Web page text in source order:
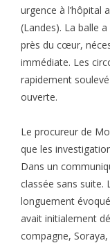
urgence à l’hôpital
(Landes). La balle
près du cœur,
immédiate. Les
rapidement
ouverte.
Le procureur de
que les
Dans un
classée sans suite.
longuement
avait initialement
compagne,